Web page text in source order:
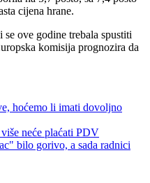
cijena hrane.
ove godine trebala spustiti
komisija prognozira da
hoćemo li imati dovoljno
neće plaćati PDV
bilo gorivo, a sada radnici